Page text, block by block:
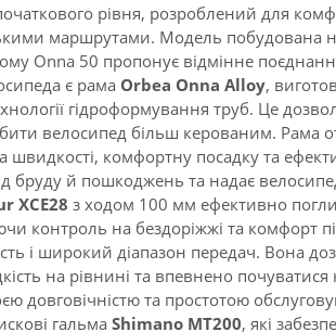
рівня, розроблений для
маршрутами. Модель побудована
Onna 50 пропонує відмінне
є рама Orbea Onna Alloy,
гідроформування труб. Це
велосипед більш керованим. Рама
швидкості, комфортну посадку та
бруду й пошкоджень та надає
XCE28 з ходом 100 мм ефективно
контроль на бездоріжжі та комфорт
і широкий діапазон передач. Вона
на рівнині та впевнено почуватися
довговічністю та простотою
гальма Shimano MT200, які
29" Orbea
H50 2019
Велосипед 28"
Carpe 40 2017
Red